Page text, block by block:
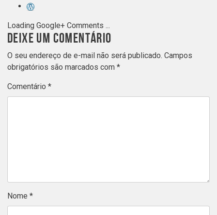
Loading Google+ Comments ...
DEIXE UM COMENTÁRIO
O seu endereço de e-mail não será publicado. Campos
obrigatórios são marcados com *
Comentário *
Nome *